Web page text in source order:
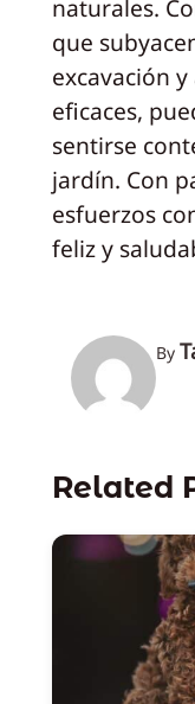
naturales.
que
excavación
eficaces,
sentirse
jardín. Con
esfuerzos
feliz y
By
Related